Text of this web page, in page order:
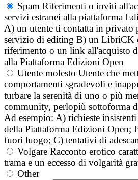
Spam Riferimenti o inviti
servizi estranei alla piattaforma
A) un utente ti contatta in privato
servizio di editing B) un LibriCK
riferimento o un link all'acquisto
alla Piattaforma Edizioni Open
Utente molesto Utente che
comportamenti sgradevoli e
turbare la serenità di uno o più
community, perlopiù sottoforma
Ad esempio: A) richieste
della Piattaforma Edizioni Open;
fuori luogo; C) tentativi di
Volgare Racconto erotico
trama e un eccesso di volgarità
Other